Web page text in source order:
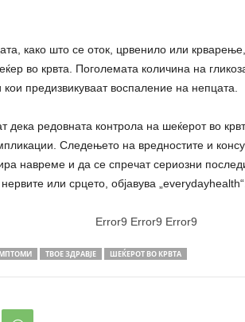
како што се оток, црвенило или
во крвта. Поголемата количина на
кои предизвикуваат воспаление на непцата.
дека редовната контрола на шеќерот во
Следењето на вредностите и
навреме и да се спречат сериозни
или срцето, објавува „everydayhealth“.
Error9 Error9 Error9
ТВОЕ ЗДРАВЈЕ ШЕЌЕРОТ ВО КРВТА